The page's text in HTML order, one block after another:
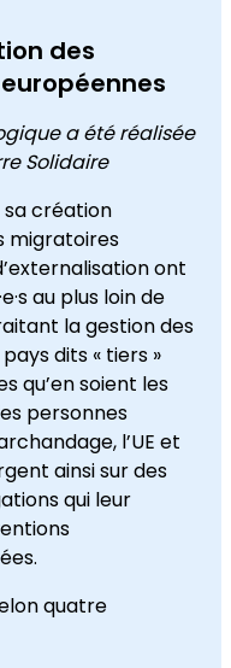
des
a été réalisée
Solidaire
création
migratoires
ont
au plus loin de
la gestion des
dits « tiers »
qu’en soient les
personnes
l’UE et
ainsi sur des
qui leur
quatre